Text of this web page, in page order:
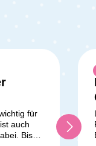
für
auch
Bis